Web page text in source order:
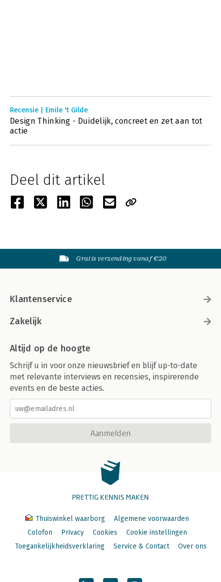
Recensie | Emile 't Gilde
Design Thinking - Duidelijk, concreet en zet aan tot
actie
Deel dit artikel
Gratis verzending vanaf €20
Klantenservice
Zakelijk
Altijd op de hoogte
Schrijf u in voor onze nieuwsbrief en blijf up-to-date
met relevante interviews en recensies, inspirerende
events en de beste acties.
Aanmelden
PRETTIG KENNIS MAKEN
Thuiswinkel waarborg
Algemene voorwaarden
Colofon
Privacy Cookies
Cookie instellingen
Toegankelijkheidsverklaring
Service & Contact Over ons